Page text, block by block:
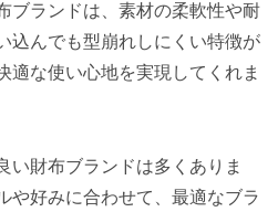
ブランドは、素材の柔軟性や耐
込んでも型崩れしにくい特徴が
適な使い心地を実現してくれま
い財布ブランドは多くありま
や好みに合わせて、最適なブラ